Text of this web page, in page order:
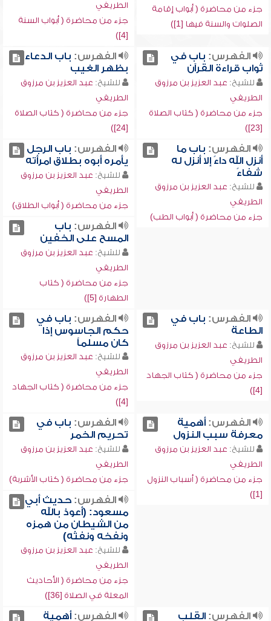
جزء من محاضرة ( أبواب إقامة
الصلوات والسنة فيها [1])
الطريفي
جزء من محاضرة ( أبواب السنة
[4])
الفهرس: باب في
ثواب قراءة القرآن
للشيخ: عبد العزيز بن مرزوق
الطريفي
جزء من محاضرة ( كتاب الصلاة
[23])
الفهرس: باب الدعاء
بظهر الغيب
للشيخ: عبد العزيز بن مرزوق
الطريفي
جزء من محاضرة ( كتاب الصلاة
[24])
الفهرس: باب ما
أنزل الله داءً إلا أنزل له
شفاءً
للشيخ: عبد العزيز بن مرزوق
الطريفي
جزء من محاضرة ( أبواب الطب)
الفهرس: باب الرجل
يأمره أبوه بطلاق امرأته
للشيخ: عبد العزيز بن مرزوق
الطريفي
جزء من محاضرة ( أبواب الطلاق)
الفهرس: باب
المسح على الخفين
للشيخ: عبد العزيز بن مرزوق
الطريفي
جزء من محاضرة ( كتاب
الطهارة [5])
الفهرس: باب في
الطاعة
للشيخ: عبد العزيز بن مرزوق
الطريفي
جزء من محاضرة ( كتاب الجهاد
[4])
الفهرس: باب في
حكم الجاسوس إذا
كان مسلماً
للشيخ: عبد العزيز بن مرزوق
الطريفي
جزء من محاضرة ( كتاب الجهاد
[4])
الفهرس:أهمية
معرفة سبب النزول
للشيخ: عبد العزيز بن مرزوق
الطريفي
جزء من محاضرة ( أسباب النزول
[1])
الفهرس: باب في
تحريم الخمر
للشيخ: عبد العزيز بن مرزوق
الطريفي
جزء من محاضرة ( كتاب الأشربة)
الفهرس:حديث أبي
مسعود: (أعوذ بالله
من الشيطان من همزه
ونفخه ونفثه)
للشيخ: عبد العزيز بن مرزوق
الطريفي
جزء من محاضرة ( الأحاديث
المعلة في الصلاة [36])
الفهرس:القلب الفهرس:أهمية